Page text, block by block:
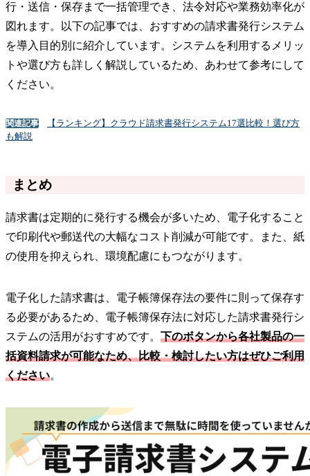
行・送信・保存まで一括管理でき、法令対応や業務効率化が
図れます。以下の記事では、おすすめの請求書発行システム
を導入目的別に紹介しています。システムを利用するメリッ
トや選び方も詳しく解説しているため、あわせて参考にして
ください。
関連記事
【ランキング】クラウド請求書発行システム17選比較！選び方
も解説
まとめ
請求書は定期的に発行する機会が多いため、電子化すること
で印刷代や郵送代の大幅なコスト削減が可能です。また、紙
の使用を抑えられ、環境配慮にもつながります。
電子化した請求書は、電子帳簿保存法の要件に則って保存す
る必要があるため、電子帳簿保存法に対応した請求書発行シ
ステムの活用がおすすめです。 下のボタンから各社製品の一
括資料請求が可能なため、比較・検討したい方はぜひご利用
ください。